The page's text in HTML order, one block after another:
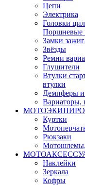
Цепи
Электрика
Головки
Поршневые
Замки
Звёзды
Ремни
Глушители
Втулки
втулки
Демпферы
Вариаторы,
Куртки
Рюкзаки
Наклейки
Зеркала
Кофры